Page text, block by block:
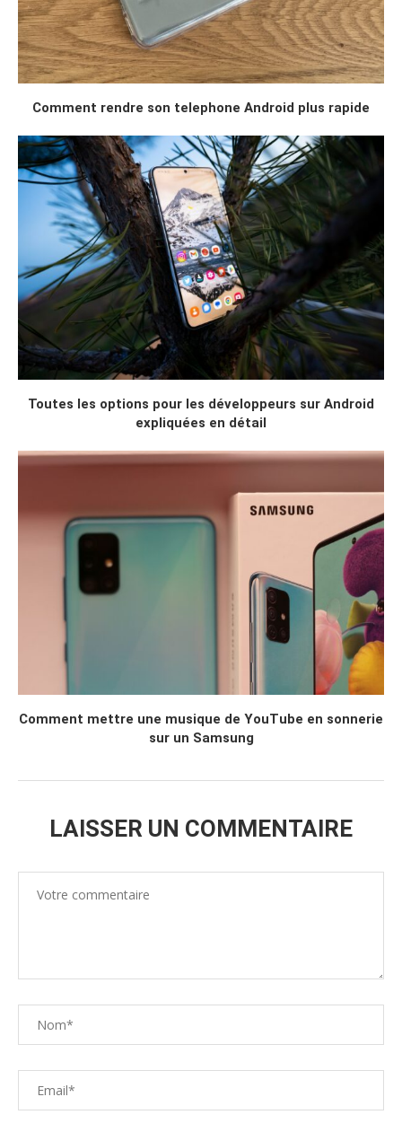
Comment rendre son telephone Android plus rapide
Toutes les options pour les développeurs sur Android
expliquées en détail
Comment mettre une musique de YouTube en sonnerie
sur un Samsung
LAISSER UN COMMENTAIRE